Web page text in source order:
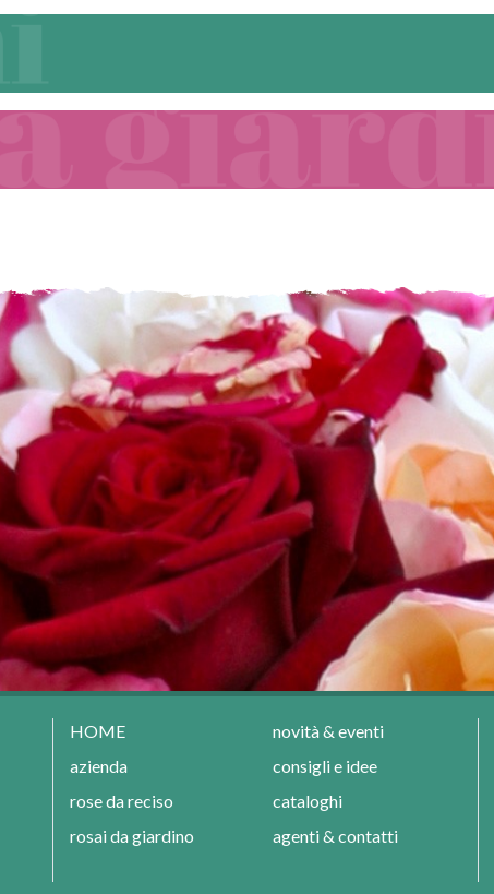
HOME
azienda
rose da reciso
rosai da giardino
novità & eventi
consigli e idee
cataloghi
agenti & contatti